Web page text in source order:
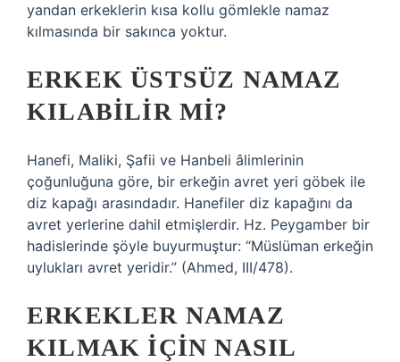
yandan erkeklerin kısa kollu gömlekle namaz
kılmasında bir sakınca yoktur.
ERKEK ÜSTSÜZ NAMAZ
KILABILIR MI?
Hanefi, Maliki, Şafii ve Hanbeli âlimlerinin
çoğunluğuna göre, bir erkeğin avret yeri göbek ile
diz kapağı arasındadır. Hanefiler diz kapağını da
avret yerlerine dahil etmişlerdir. Hz. Peygamber bir
hadislerinde şöyle buyurmuştur: “Müslüman erkeğin
uylukları avret yeridir.” (Ahmed, III/478).
ERKEKLER NAMAZ
KILMAK IÇIN NASIL